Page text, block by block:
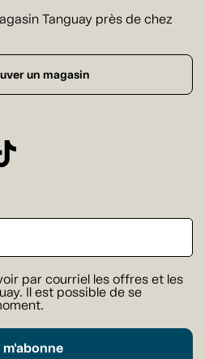
Tanguay près de chez
un magasin
par courriel les offres et les
Il est possible de se